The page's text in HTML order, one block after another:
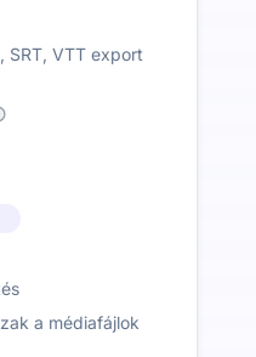
SRT, VTT export
a médiafájlok